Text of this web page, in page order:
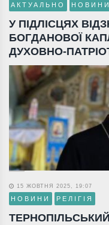
АКТУАЛЬНО НОВИНИ
У ПІДЛІСЦЯХ
БОГДАНОВОЇ
ДУХОВНО-
15 ЖОВТНЯ 2025, 19:07
НОВИНИ РЕЛІГІЯ